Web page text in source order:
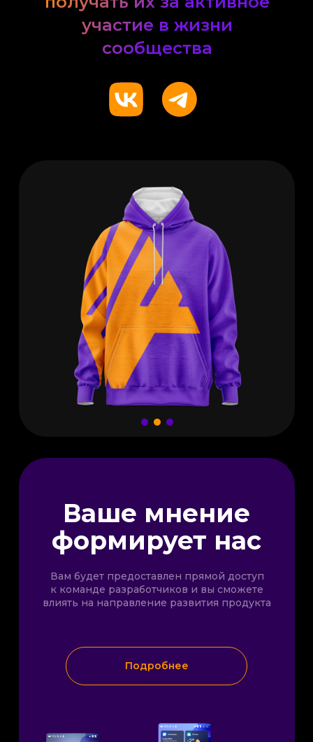
участие в жизни
сообщества
Ваше мнение
формирует нас
Вам будет предоставлен прямой доступ
к команде разработчиков и вы сможете
влиять на направление развития продукта
Подробнее